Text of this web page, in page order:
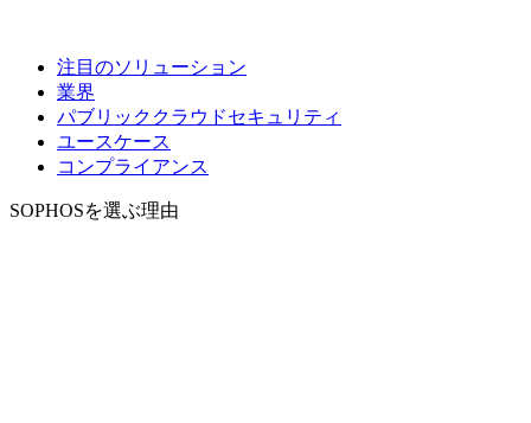
注目のソリューション
業界
パブリッククラウドセキュリティ
ユースケース
コンプライアンス
SOPHOSを選ぶ理由